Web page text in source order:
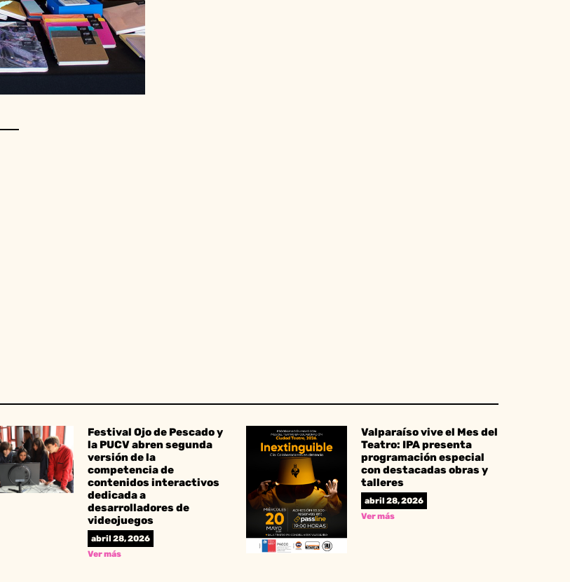
Festival Ojo de Pescado y
la PUCV abren segunda
versión de la
competencia de
contenidos interactivos
dedicada a
desarrolladores de
videojuegos
abril 28, 2026
Ver más
Valparaíso vive el Mes del
Teatro: IPA presenta
programación especial
con destacadas obras y
talleres
abril 28, 2026
Ver más